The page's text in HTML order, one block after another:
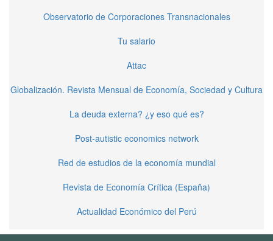
Observatorio de Corporaciones Transnacionales
Tu salario
Attac
Globalización. Revista Mensual de Economía, Sociedad y Cultura
La deuda externa? ¿y eso qué es?
Post-autistic economics network
Red de estudios de la economía mundial
Revista de Economía Crítica (España)
Actualidad Económico del Perú